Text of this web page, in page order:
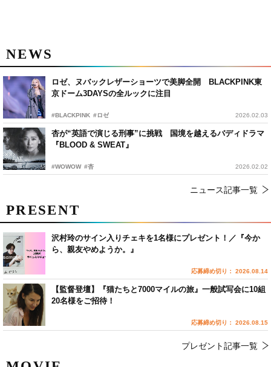
NEWS
ロゼ、ヌバックレザーショーツで美脚全開 BLACKPINK東
京ドーム3DAYSの全ルックに注目
#BLACKPINK #ロゼ 2026.02.03
杏が“英語で演じる刑事”に挑戦 国境を越えるバディドラマ
『BLOOD & SWEAT』
#WOWOW #杏 2026.02.02
ニュース記事一覧
PRESENT
沢村玲のサイン入りチェキを1名様にプレゼント！／『今か
ら、親友やめようか。』
応募締め切り： 2026.08.14
【監督登壇】『猫たちと7000マイルの旅』一般試写会に10組
20名様をご招待！
応募締め切り： 2026.08.15
プレゼント記事一覧